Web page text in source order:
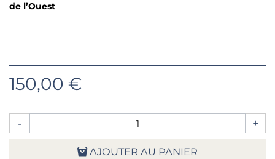
de l’Ouest
150,00 €
- +
AJOUTER AU PANIER